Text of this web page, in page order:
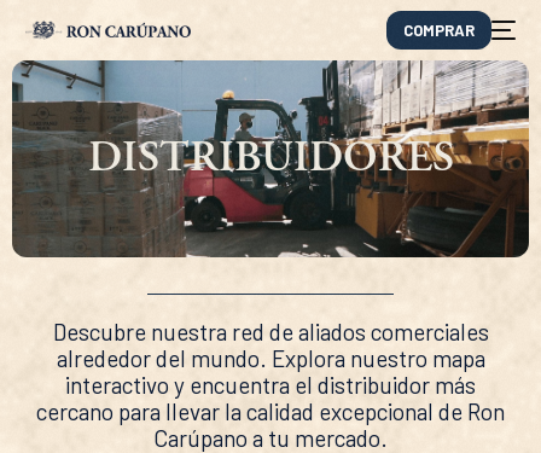
COMPRAR
DISTRIBUIDORES
Descubre nuestra red de aliados comerciales
alrededor del mundo. Explora nuestro mapa
interactivo y encuentra el distribuidor más
cercano para llevar la calidad excepcional de Ron
Carúpano a tu mercado.
EN